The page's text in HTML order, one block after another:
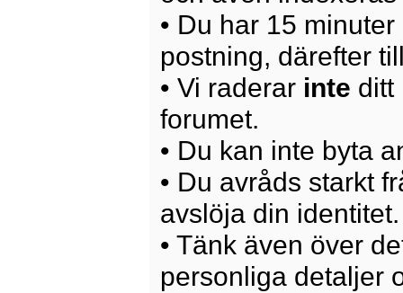
• Du har 15
postning, därefter
• Vi raderar inte ditt
forumet.
• Du kan inte byta
• Du avråds starkt
avslöja din identitet.
• Tänk även över
personliga detaljer